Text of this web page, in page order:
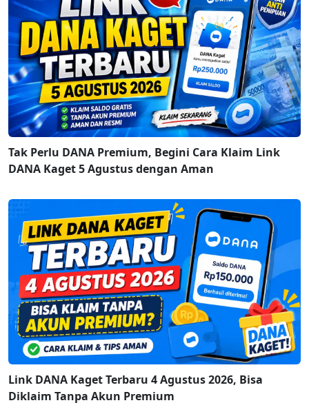
Tak Perlu DANA Premium, Begini Cara Klaim Link
DANA Kaget 5 Agustus dengan Aman
Link DANA Kaget Terbaru 4 Agustus 2026, Bisa
Diklaim Tanpa Akun Premium